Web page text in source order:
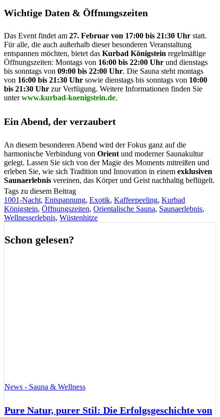
Wichtige Daten & Öffnungszeiten
Das Event findet am 27. Februar von 17:00 bis 21:30 Uhr statt.
Für alle, die auch außerhalb dieser besonderen Veranstaltung
entspannen möchten, bietet das Kurbad Königstein regelmäßige
Öffnungszeiten: Montags von 16:00 bis 22:00 Uhr und dienstags
bis sonntags von 09:00 bis 22:00 Uhr. Die Sauna steht montags
von 16:00 bis 21:30 Uhr sowie dienstags bis sonntags von 10:00
bis 21:30 Uhr zur Verfügung. Weitere Informationen finden Sie
unterwww.kurbad-koenigstein.de.
Ein Abend, der verzaubert
An diesem besonderen Abend wird der Fokus ganz auf die
harmonische Verbindung von Orient und moderner Saunakultur
gelegt. Lassen Sie sich von der Magie des Moments mitreißen und
erleben Sie, wie sich Tradition und Innovation in einem exklusiven
Saunaerlebnis vereinen, das Körper und Geist nachhaltig beflügelt.
Tags zu diesem Beitrag
1001-Nacht, Entspannung, Exotik, Kaffeepeeling, Kurbad
Königstein, Öffnungszeiten, Orientalische Sauna, Saunaerlebnis,
Wellnesserlebnis, Wüstenhitze
Schon gelesen?
News - Sauna & Wellness
Pure Natur, purer Stil: Die Erfolgsgeschichte von